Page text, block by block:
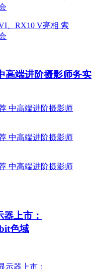
高端进阶摄影师务实
上市：
色域